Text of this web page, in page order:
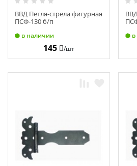
ВВД Петля-стрела фигурная
ПСФ-130 б/п
в наличии
145 /шт